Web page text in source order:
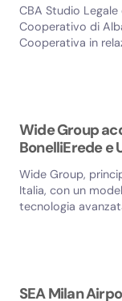
CBA Studio
Cooperativo di
Cooperativa in
Wide Group
BonelliErede e
Wide Group,
Italia, con un
tecnologia
SEA Milan